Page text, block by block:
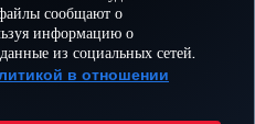
сообщают о
информацию о
из социальных сетей.
в отношении
ПРЕДЛОЖЕНИЯ
И
НАПРАВЛЕНИЯ
ПОМОЩЬ